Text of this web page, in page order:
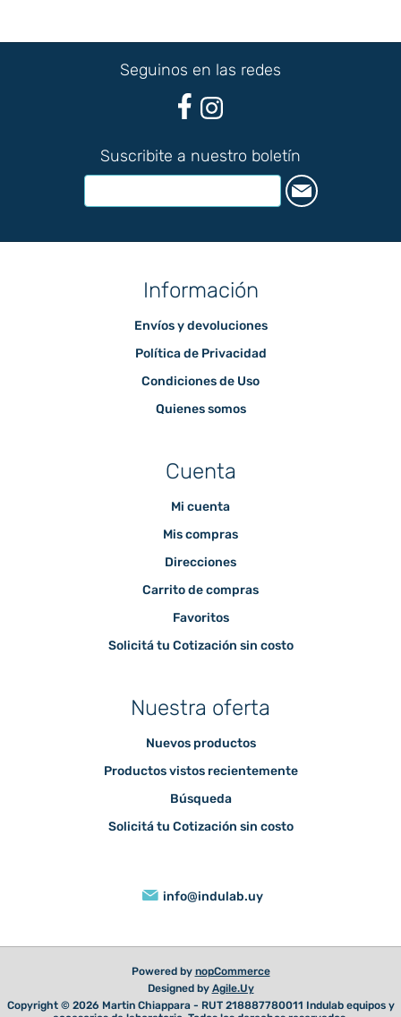
Seguinos en las redes
Suscribite a nuestro boletín
Información
Envíos y devoluciones
Política de Privacidad
Condiciones de Uso
Quienes somos
Cuenta
Mi cuenta
Mis compras
Direcciones
Carrito de compras
Favoritos
Solicitá tu Cotización sin costo
Nuestra oferta
Nuevos productos
Productos vistos recientemente
Búsqueda
Solicitá tu Cotización sin costo
info@indulab.uy
Powered by nopCommerce
Designed by Agile.Uy
Copyright © 2026 Martin Chiappara - RUT 218887780011 Indulab equipos y